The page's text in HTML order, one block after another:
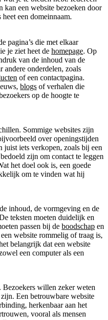
kan een website bezoeken door
een domeinnaam.
pagina’s die met elkaar
je ziet heet de homepage. Op
van de inhoud van de
onderdelen, zoals
of een contactpagina.
blogs of verhalen die
op de hoogte te
Sommige websites zijn
over openingstijden
juist iets verkopen, zoals bij een
zijn om contact te leggen
het doel ook is, een goede
om te vinden wat hij
inhoud, de vormgeving en de
teksten moeten duidelijk en
passen bij de boodschap en
website rommelig of traag is,
belangrijk dat een website
een computer als een
willen zeker weten
Een betrouwbare website
herkenbaar aan het
vooral als mensen